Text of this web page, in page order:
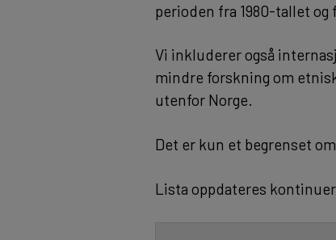
perioden fra 1980-tallet og
Vi inkluderer også
mindre forskning om
utenfor Norge.
Det er kun et begrenset
Lista oppdateres